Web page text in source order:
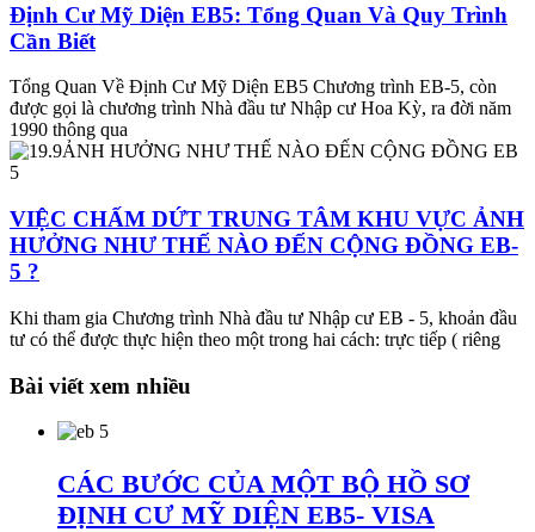
Định Cư Mỹ Diện EB5: Tổng Quan Và Quy Trình
Cần Biết
Tổng Quan Về Định Cư Mỹ Diện EB5 Chương trình EB-5, còn
được gọi là chương trình Nhà đầu tư Nhập cư Hoa Kỳ, ra đời năm
1990 thông qua
VIỆC CHẤM DỨT TRUNG TÂM KHU VỰC ẢNH
HƯỞNG NHƯ THẾ NÀO ĐẾN CỘNG ĐỒNG EB-
5 ?
Khi tham gia Chương trình Nhà đầu tư Nhập cư EB - 5, khoản đầu
tư có thể được thực hiện theo một trong hai cách: trực tiếp ( riêng
Bài viết xem nhiều
CÁC BƯỚC CỦA MỘT BỘ HỒ SƠ
ĐỊNH CƯ MỸ DIỆN EB5- VISA